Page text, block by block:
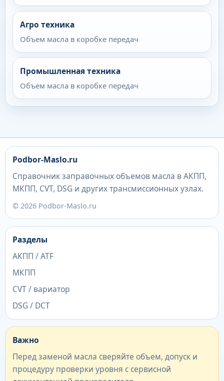
Агро техника
Объем масла в коробке передач
Промышленная техника
Объем масла в коробке передач
Podbor-Maslo.ru
Справочник заправочных объемов масла в АКПП,
МКПП, CVT, DSG и других трансмиссионных узлах.
© 2026 Podbor-Maslo.ru
Разделы
АКПП / ATF
МКПП
CVT / вариатор
DSG / DCT
Важно
Перед заменой масла сверяйте объем, допуск и
процедуру проверки уровня с сервисной